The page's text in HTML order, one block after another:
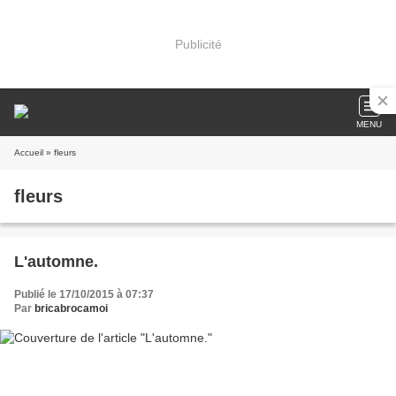
Publicité
MENU
Accueil » fleurs
fleurs
L'automne.
Publié le 17/10/2015 à 07:37
Par bricabrocamoi